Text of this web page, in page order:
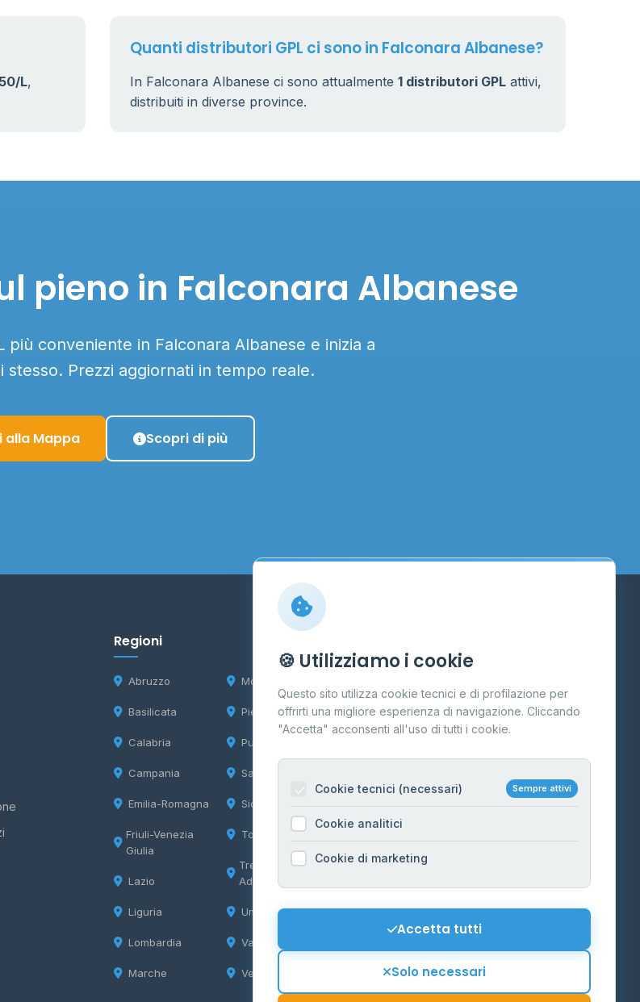
L,
Quanti distributori GPL ci sono in Falconara Albanese?
In Falconara Albanese ci sono attualmente 1 distributori GPL attivi,
distribuiti in diverse province.
pieno in Falconara Albanese
più conveniente in Falconara Albanese e inizia a
stesso. Prezzi aggiornati in tempo reale.
alla Mappa Scopri di più
Regioni
Abruzzo
Basilicata
Calabria
Campania
Emilia-Romagna
Friuli-Venezia
Giulia
Lazio
Liguria
Lombardia
Marche
Molise
Piemonte
Puglia
Sardegna
Sicilia
Toscana
Trentino-Alto
Adige
Umbria
Valle d'Aosta
Veneto
Contatti
Per gestori
Informazioni legali
Privacy Policy
Cookie Policy
Mappa del sito
Contattaci
🍪 Utilizziamo i cookie
Questo sito utilizza cookie tecnici e di profilazione per
offrirti una migliore esperienza di navigazione. Cliccando
"Accetta" acconsenti all'uso di tutti i cookie.
Cookie tecnici (necessari) Sempre attivi
Cookie analitici
Cookie di marketing
Accetta tutti
Solo necessari